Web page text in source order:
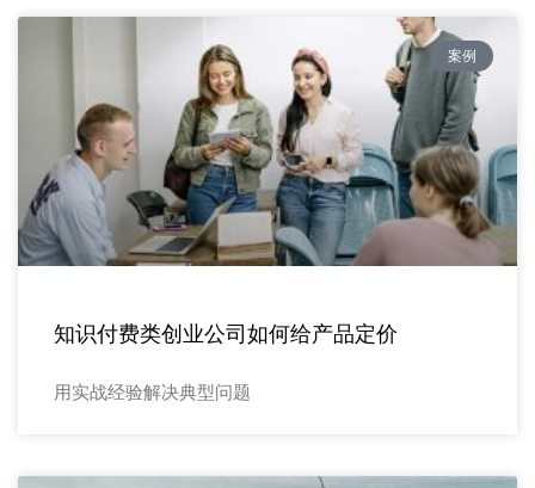
案例
知识付费类创业公司如何给产品定价
用实战经验解决典型问题